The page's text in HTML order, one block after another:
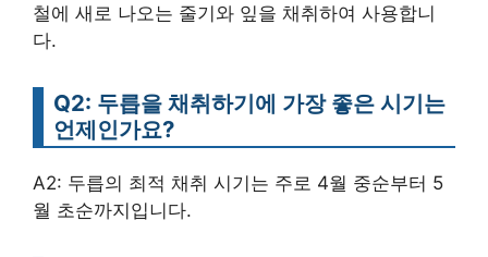
철에 새로 나오는 줄기와 잎을 채취하여 사용합니
다.
Q2: 두릅을 채취하기에 가장 좋은 시기는
언제인가요?
A2: 두릅의 최적 채취 시기는 주로 4월 중순부터 5
월 초순까지입니다.